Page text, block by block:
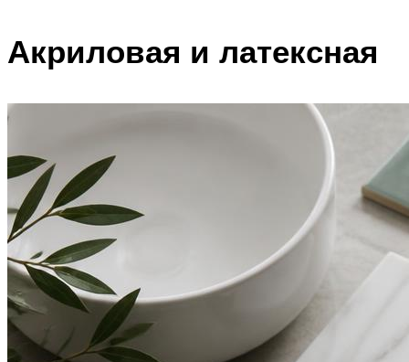
Акриловая и латексная